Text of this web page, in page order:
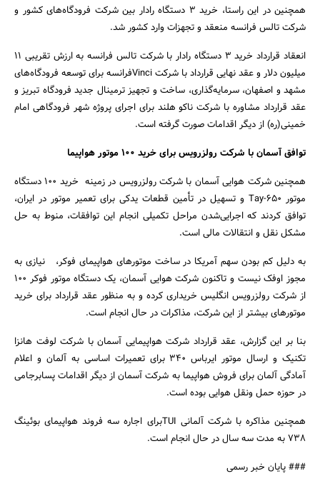
همچنین در این راستا، خرید ۳ دستگاه رادار بین شرکت فرودگاه‌های کشور و
شرکت تالس فرانسه منعقد و تجهزات وارد کشور شد.
انعقاد قرارداد خرید ۳ دستگاه رادار با شرکت تالس فرانسه به ارزش تقریبی ۱۱
میلیون دلار و عقد نهایی قرارداد با شرکت Vinciفرانسه برای توسعه فرودگاه‌های
مشهد و اصفهان، سرمایه‌گذاری، ساخت و تجهیز ترمینال جدید فرودگاه تبریز و
عقد قرارداد مشاوره با شرکت ناکو هلند برای اجرای پروژه شهر فرودگاهی امام
خمینی(ره) از دیگر اقدامات صورت گرفته است.
توافق آسمان با شرکت رولزرویس برای خرید ۱۰۰ موتور هواپیما
همچنین شرکت هوایی آسمان با شرکت رولزرویس در زمینه خرید ۱۰۰ دستگاه
موتور Tay-۶۵۰ و تسهیل در تأمین قطعات یدکی برای تعمیر موتور در ایران،
توافق کردند که اجرایی‌شدن مراحل تکمیلی انجام این توافقات، منوط به حل
مشکل نقل و انتقالات مالی است.
به دلیل کم بودن سهم آمریکا در ساخت موتورهای هواپیمای فوکر، نیازی به
مجوز اوفک نیست و تاکنون شرکت هوایی آسمان، یک دستگاه موتور فوکر ۱۰۰
از شرکت رولزرویس انگلیس خریداری کرده و به منظور عقد قرارداد برای خرید
موتورهای بیشتر از این شرکت، مذاکرات در حال انجام است.
بنا بر این گزارش، عقد قرارداد شرکت هواپیمایی آسمان با شرکت لوفت هانزا
تکنیک و ارسال موتور ایرباس ۳۴۰ برای تعمیرات اساسی به آلمان و اعلام
آمادگی آلمان برای فروش هواپیما به شرکت آسمان از دیگر اقدامات پسابرجامی
در حوزه حمل ونقل هوایی بوده است.
همچنین مذاکره با شرکت آلمانی TUIبرای اجاره سه فروند هواپیمای بوئینگ
۷۳۸ به مدت سه سال در حال انجام است.
### پایان خبر رسمی